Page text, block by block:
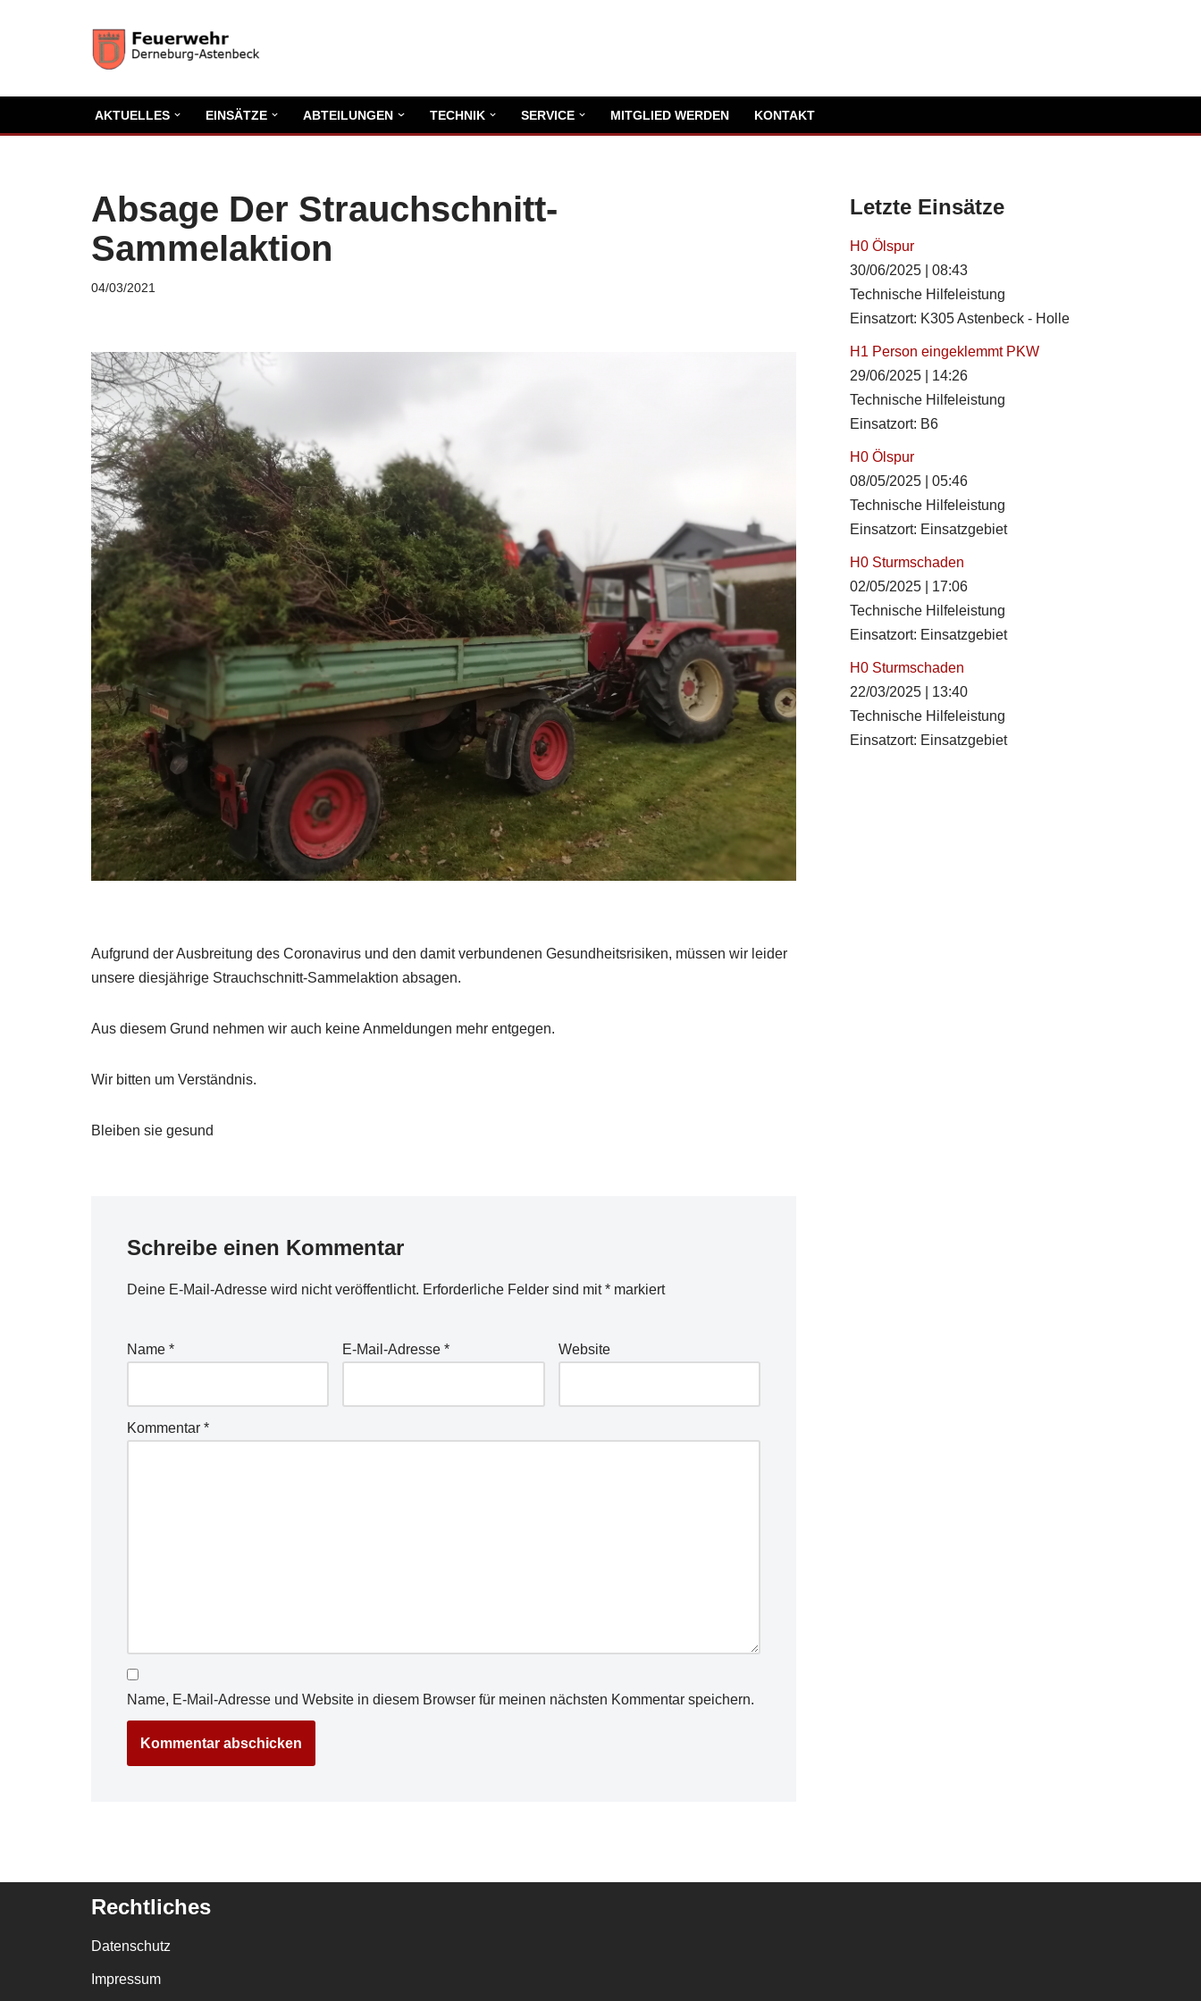
springen
AKTUELLES EINSÄTZE ABTEILUNGEN TECHNIK SERVICE MITGLIED WERDEN KONTAKT
Absage Der Strauchschnitt-
Sammelaktion
04/03/2021
Aufgrund der Ausbreitung des Coronavirus und den damit verbundenen Gesundheitsrisiken, müssen wir leider
unsere diesjährige Strauchschnitt-Sammelaktion absagen.
Aus diesem Grund nehmen wir auch keine Anmeldungen mehr entgegen.
Wir bitten um Verständnis.
Bleiben sie gesund
Schreibe einen Kommentar
Deine E-Mail-Adresse wird nicht veröffentlicht. Erforderliche Felder sind mit* markiert
Name * E-Mail-Adresse* Website
Kommentar *
Name, E-Mail-Adresse und Website in diesem Browser für meinen nächsten Kommentar speichern.
Letzte Einsätze
H0 Ölspur
30/06/2025
08:43
Technische Hilfeleistung
Einsatzort: K305 Astenbeck - Holle
H1 Person eingeklemmt PKW
29/06/2025
14:26
Technische Hilfeleistung
Einsatzort: B6
H0 Ölspur
08/05/2025
05:46
Technische Hilfeleistung
Einsatzort: Einsatzgebiet
H0 Sturmschaden
02/05/2025
17:06
Technische Hilfeleistung
Einsatzort: Einsatzgebiet
H0 Sturmschaden
22/03/2025
13:40
Technische Hilfeleistung
Einsatzort: Einsatzgebiet
Rechtliches
Datenschutz
Impressum